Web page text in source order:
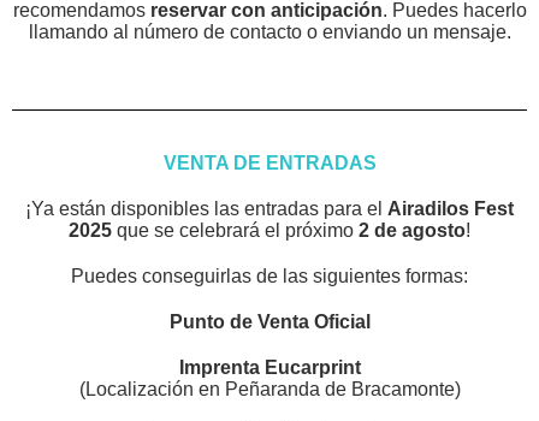
recomendamos reservar con anticipación. Puedes hacerlo
llamando al número de contacto o enviando un mensaje.
VENTA DE ENTRADAS
¡Ya están disponibles las entradas para el Airadilos Fest
2025 que se celebrará el próximo 2 de agosto!
Puedes conseguirlas de las siguientes formas:
Punto de Venta Oficial
Imprenta Eucarprint
(Localización en Peñaranda de Bracamonte)